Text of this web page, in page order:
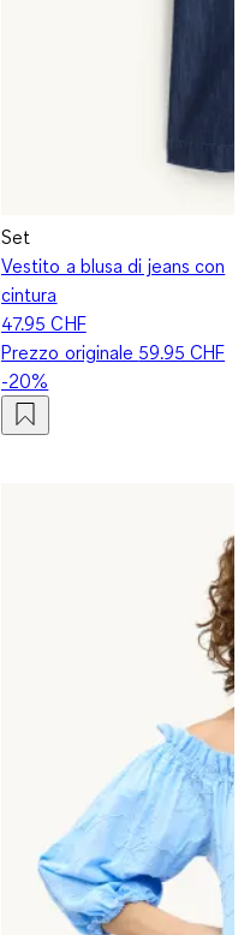
Set
Vestito a blusa di jeans con
cintura
47.95 CHF
Prezzo originale 59.95 CHF
-20%